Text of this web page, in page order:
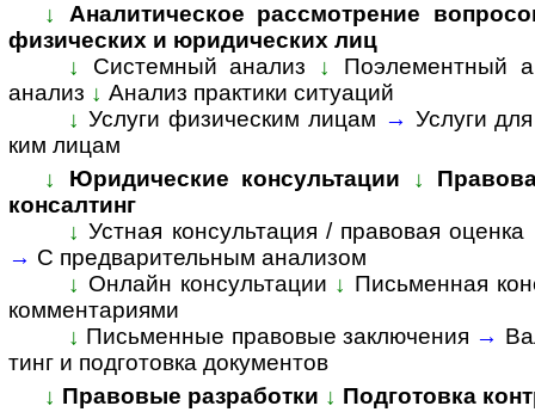
↓
Аналитическое рассмотрение
физи­чес­ких и юри­ди­чес­ких лиц
↓
Системный анализ ↓
Поэле­мент­ный
ана­лиз ↓ Ана­лиз прак­тики ситуаций
↓ Услуги физическим лицам → Услуги
ким лицам
↓
Юридические консультации ↓
консалтинг
↓ Устная консультация / правовая оценка
→ С пред­ва­ри­тель­ным анализом
↓ Онлайн консультации ↓ Письменная
комментариями
↓ Пись­мен­ные право­вые заклю­чения →
тинг и подго­товка доку­ментов
↓ Правовые разработки ↓ Подготовка